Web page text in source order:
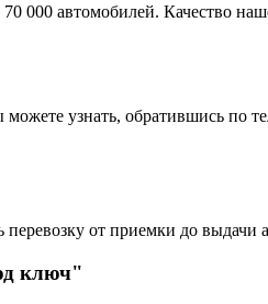
000 автомобилей. Качество
узнать, обратившись по
от приемки до выдачи
ключ"